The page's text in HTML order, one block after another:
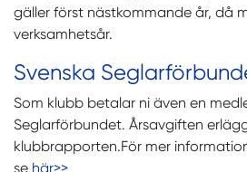
gäller först nästkommande år, då
verksamhetsår.
Svenska
Som klubb betalar ni även en
Seglarförbundet. Årsavgiften
klubbrapporten.För mer
se här>>